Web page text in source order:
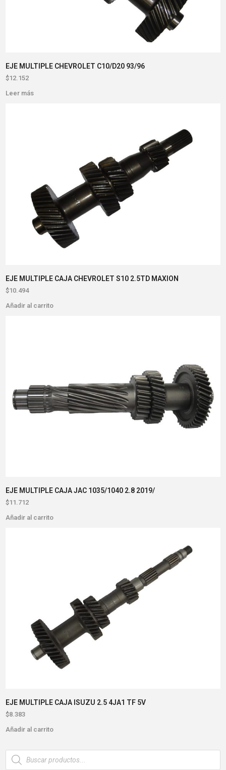
EJE MULTIPLE CHEVROLET C10/D20 93/96
$12.152
Leer más
EJE MULTIPLE CAJA CHEVROLET S10 2.5TD MAXION
$10.494
Añadir al carrito
EJE MULTIPLE CAJA JAC 1035/1040 2.8 2019/
$11.712
Añadir al carrito
EJE MULTIPLE CAJA ISUZU 2.5 4JA1 TF 5V
$8.383
Añadir al carrito
Búsqueda
de
productos